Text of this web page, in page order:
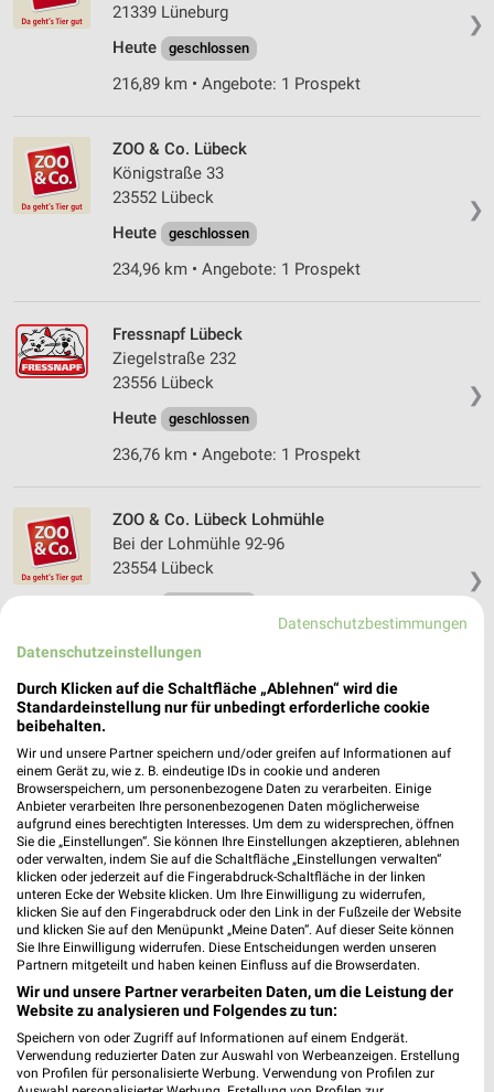
❯
21339 Lüneburg
Heute
geschlossen
216,89 km • Angebote: 1 Prospekt
❯
ZOO & Co. Lübeck
Königstraße 33
23552 Lübeck
Heute
geschlossen
234,96 km • Angebote: 1 Prospekt
❯
Fressnapf Lübeck
Ziegelstraße 232
23556 Lübeck
Heute
geschlossen
236,76 km • Angebote: 1 Prospekt
❯
ZOO & Co. Lübeck Lohmühle
Bei der Lohmühle 92-96
23554 Lübeck
Fressnapf Lübeck II
23554 Lübeck
Heute geschlossen
236,56 km • Angebote: 1 Prospekt
Fressnapf XXL Lübeck
Dänischburger Landstraße 79-81
23569 Lübeck
Heute geschlossen
235,74 km • Angebote: 1 Prospekt
Fressnapf Winsen an der Luhe
Datenschutzbestimmungen
Datenschutzeinstellungen
Durch Klicken auf die Schaltfläche „Ablehnen“ wird die
Standardeinstellung nur für unbedingt erforderliche cookie
beibehalten.
Wir und unsere Partner speichern und/oder greifen auf Informationen auf
einem Gerät zu, wie z. B. eindeutige IDs in cookie und anderen
Browserspeichern, um personenbezogene Daten zu verarbeiten. Einige
Anbieter verarbeiten Ihre personenbezogenen Daten möglicherweise
aufgrund eines berechtigten Interesses. Um dem zu widersprechen, öffnen
Sie die „Einstellungen“. Sie können Ihre Einstellungen akzeptieren, ablehnen
oder verwalten, indem Sie auf die Schaltfläche „Einstellungen verwalten“
klicken oder jederzeit auf die Fingerabdruck-Schaltfläche in der linken
unteren Ecke der Website klicken. Um Ihre Einwilligung zu widerrufen,
klicken Sie auf den Fingerabdruck oder den Link in der Fußzeile der Website
und klicken Sie auf den Menüpunkt „Meine Daten“. Auf dieser Seite können
Sie Ihre Einwilligung widerrufen. Diese Entscheidungen werden unseren
Partnern mitgeteilt und haben keinen Einfluss auf die Browserdaten.
Wir und unsere Partner verarbeiten Daten, um die Leistung der
Website zu analysieren und Folgendes zu tun:
Speichern von oder Zugriff auf Informationen auf einem Endgerät.
Verwendung reduzierter Daten zur Auswahl von Werbeanzeigen. Erstellung
von Profilen für personalisierte Werbung. Verwendung von Profilen zur